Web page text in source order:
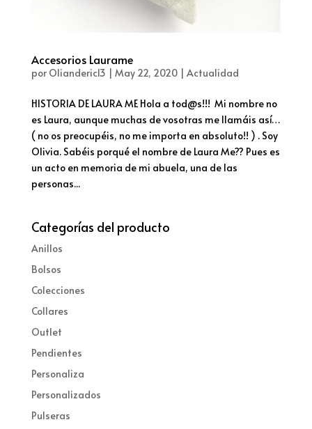
Accesorios Laurame
por Olianderic13 May 22, 2020| Actualidad
HISTORIA DE LAURA ME Hola a tod@s!!! Mi nombre no
es Laura, aunque muchas de vosotras me llamáis así…
( no os preocupéis, no me importa en absoluto!! ) . Soy
Olivia. Sabéis porqué el nombre de Laura Me?? Pues es
un acto en memoria de mi abuela, una de las
personas...
Categorías del producto
Anillos
Bolsos
Colecciones
Collares
Outlet
Pendientes
Personaliza
Personalizados
Pulseras